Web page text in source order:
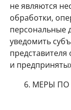
не являются
обработки,
персональные
уведомить
и
6. МЕРЫ